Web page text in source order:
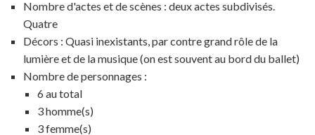
Nombre d'actes et de scènes : deux actes subdivisés.
Quatre
Décors : Quasi inexistants, par contre grand rôle de la
lumière et de la musique (on est souvent au bord du ballet)
Nombre de personnages :
6 au total
3 homme(s)
3 femme(s)